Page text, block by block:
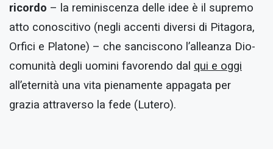
ricordo – la reminiscenza delle idee è il supremo
atto conoscitivo (negli accenti diversi di Pitagora,
Orfici e Platone) – che sanciscono l’alleanza Dio-
comunità degli uomini favorendo dal qui e oggi
all’eternità una vita pienamente appagata per
grazia attraverso la fede (Lutero).